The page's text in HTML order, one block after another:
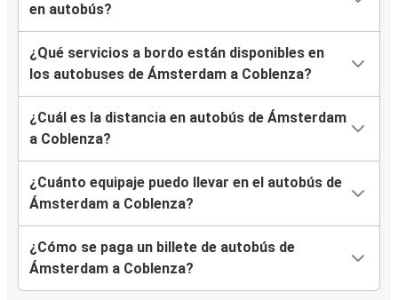
en autobús?
¿Qué servicios a bordo están disponibles en
los autobuses de Ámsterdam a Coblenza?
¿Cuál es la distancia en autobús de Ámsterdam
a Coblenza?
¿Cuánto equipaje puedo llevar en el autobús de
Ámsterdam a Coblenza?
¿Cómo se paga un billete de autobús de
Ámsterdam a Coblenza?